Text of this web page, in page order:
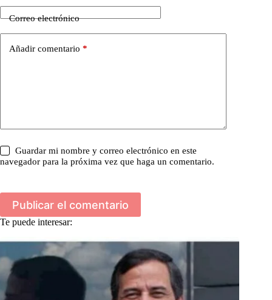
Correo electrónico
Añadir comentario *
Guardar mi nombre y correo electrónico en este
navegador para la próxima vez que haga un comentario.
Publicar el comentario
Te puede interesar: